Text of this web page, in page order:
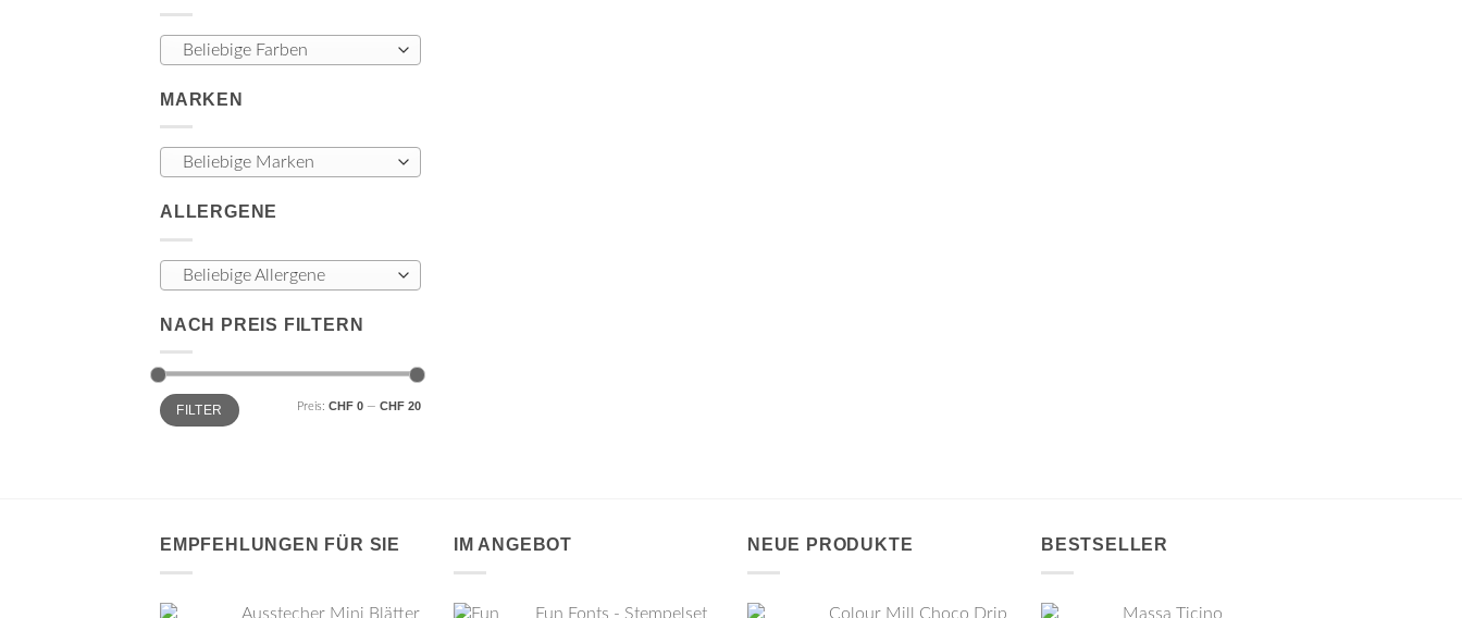
Beliebige Farben
MARKEN
Beliebige Marken
ALLERGENE
Beliebige Allergene
NACH PREIS FILTERN
Min.
Preis
Max.
PreisFILTER Preis: CHF 0 — CHF 20
EMPFEHLUNGEN FÜR SIE
Ausstecher Mini Blätter
IM ANGEBOT
Fun Fonts - Stempelset
NEUE PRODUKTE
Colour Mill Choco Drip
BESTSELLER
Massa Ticino